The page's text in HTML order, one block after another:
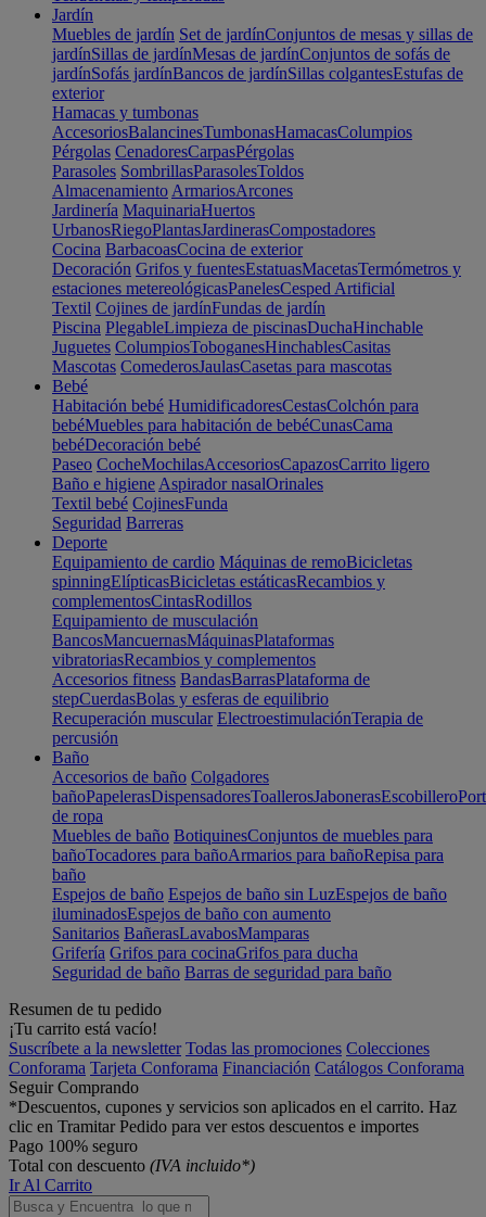
Jardín
Muebles de jardín Set de jardínConjuntos de mesas y sillas de
jardínSillas de jardínMesas de jardínConjuntos de sofás de
jardínSofás jardínBancos de jardínSillas colgantesEstufas de
exterior
Hamacas y tumbonas
AccesoriosBalancinesTumbonasHamacasColumpios
Pérgolas CenadoresCarpasPérgolas
Parasoles SombrillasParasolesToldos
Almacenamiento ArmariosArcones
Jardinería MaquinariaHuertos
UrbanosRiegoPlantasJardinerasCompostadores
Cocina BarbacoasCocina de exterior
Decoración Grifos y fuentesEstatuasMacetasTermómetros y
estaciones metereológicasPanelesCesped Artificial
Textil Cojines de jardínFundas de jardín
Piscina PlegableLimpieza de piscinasDuchaHinchable
Juguetes ColumpiosToboganesHinchablesCasitas
Mascotas ComederosJaulasCasetas para mascotas
Bebé
Habitación bebé HumidificadoresCestasColchón para
bebéMuebles para habitación de bebéCunasCama
bebéDecoración bebé
Paseo CocheMochilasAccesoriosCapazosCarrito ligero
Baño e higiene Aspirador nasalOrinales
Textil bebé CojinesFunda
Seguridad Barreras
Deporte
Equipamiento de cardio Máquinas de remoBicicletas
spinningElípticasBicicletas estáticasRecambios y
complementosCintasRodillos
Equipamiento de musculación
BancosMancuernasMáquinasPlataformas
vibratoriasRecambios y complementos
Accesorios fitness BandasBarrasPlataforma de
stepCuerdasBolas y esferas de equilibrio
Recuperación muscular ElectroestimulaciónTerapia de
percusión
Baño
Accesorios de baño Colgadores
bañoPapelerasDispensadoresToallerosJabonerasEscobillero
de ropa
Muebles de baño BotiquinesConjuntos de muebles para
bañoTocadores para bañoArmarios para bañoRepisa para
baño
Espejos de baño Espejos de baño sin LuzEspejos de baño
iluminadosEspejos de baño con aumento
Sanitarios BañerasLavabosMamparas
Grifería Grifos para cocinaGrifos para ducha
Seguridad de baño Barras de seguridad para baño
Resumen de tu pedido
¡Tu carrito está vacío!
Suscríbete a la newsletter Todas las promociones Colecciones
Conforama Tarjeta Conforama Financiación Catálogos Conforama
Seguir Comprando
*Descuentos, cupones y servicios son aplicados en el carrito. Haz
clic en Tramitar Pedido para ver estos descuentos e importes
Pago 100% seguro
Total con descuento (IVA incluido*)
Ir Al Carrito